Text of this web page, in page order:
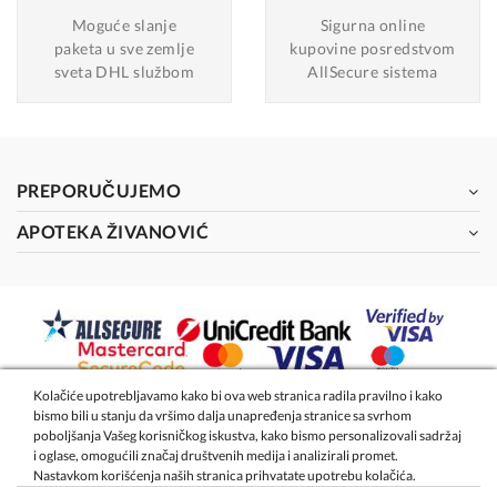
Moguće slanje
paketa u sve zemlje
sveta DHL službom
Sigurna online
kupovine posredstvom
AllSecure sistema
PREPORUČUJEMO
APOTEKA ŽIVANOVIĆ
2026 - Apoteka Magistra Živanović
Kolačiće upotrebljavamo kako bi ova web stranica radila pravilno i kako
bismo bili u stanju da vršimo dalja unapređenja stranice sa svrhom
poboljšanja Vašeg korisničkog iskustva, kako bismo personalizovali sadržaj
i oglase, omogućili značaj društvenih medija i analizirali promet.
Nastavkom korišćenja naših stranica prihvatate upotrebu kolačića.